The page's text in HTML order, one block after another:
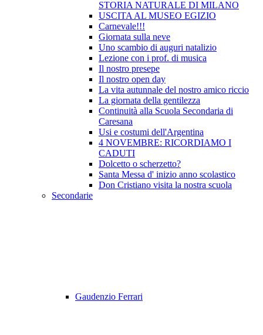
STORIA NATURALE DI MILANO
USCITA AL MUSEO EGIZIO
Carnevale!!!
Giornata sulla neve
Uno scambio di auguri natalizio
Lezione con i prof. di musica
Il nostro presepe
Il nostro open day
La vita autunnale del nostro amico riccio
La giornata della gentilezza
Continuità alla Scuola Secondaria di
Caresana
Usi e costumi dell'Argentina
4 NOVEMBRE: RICORDIAMO I
CADUTI
Dolcetto o scherzetto?
Santa Messa d' inizio anno scolastico
Don Cristiano visita la nostra scuola
Secondarie
Gaudenzio Ferrari